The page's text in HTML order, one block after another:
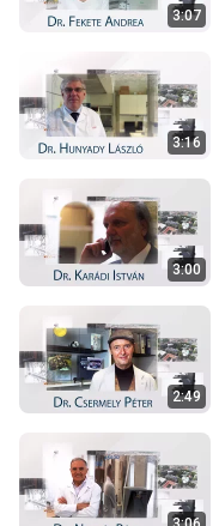
3:07
3:16
3:00
2:49